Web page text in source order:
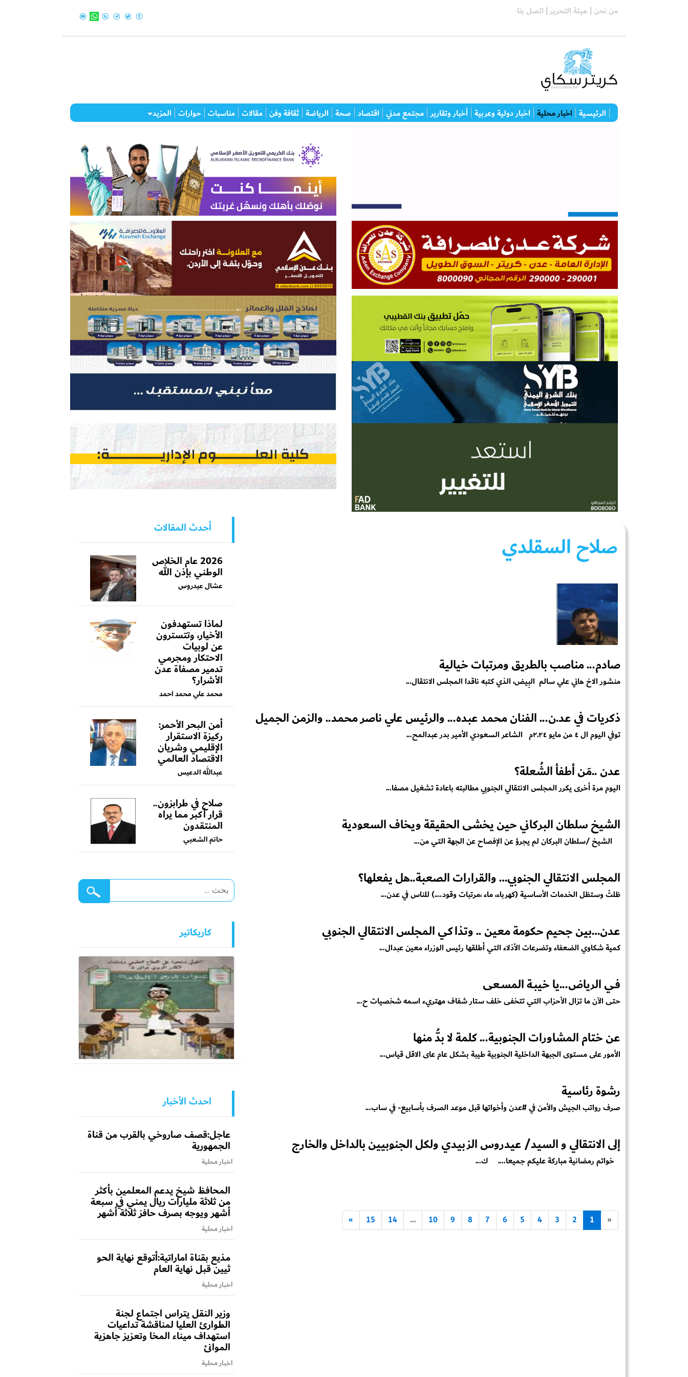
من نحن | هيئة التحرير | اتصل بنا
الرئيسية اخبار محلية اخبار دولية وعربية أخبار وتقارير مجتمع مدني اقتصاد صحة الرياضة ثقافة وفن مقالات مناسبات حوارات المزيد
صلاح السقلدي
صادم... مناصب بالطريق ومرتبات خيالية
منشور الاخ هاني علي سالم البِيض، الذي كتبه ناقدا المجلس الانتقال...
ذكريات في عد.ن... الفنان محمد عبده... والرئيس علي ناصر محمد.. والزمن الجميل
توفي اليوم ال ٤ من مايو ٢.٢٤م الشاعر السعودي الأمير بدر عبدالمح...
عدن ..مَن أطفأ الشُعلة؟
اليوم مرة أخرى يكرر المجلس الانتقالي الجنوبي مطالبته باعادة تشغيل مصفا...
الشيخ سلطان البركاني حين يخشى الحقيقة ويخاف السعودية
الشيخ /سلطان البركان لم يجرؤ عن الإفصاح عن الجهة التي من...
المجلس الانتقالي الجنوبي… والقرارات الصعبة..هل يفعلها؟
ظلتْ وستظل الخدمات الأساسية (كهرباء، ماء ،مرتبات وقود….) للناس في عدن...
عدن…بين جحيم حكومة معين .. وتذاكي المجلس الانتقالي الجنوبي
كمية شكاوي الضعفاء وتضرعات الأذلاء التي أطلقها رئيس الوزراء معين عبدال...
فـي الرياض...يا خيبـة المسـعى
حتى الآن ما تزال الأحزاب التي تتخفى خلف ستار شفاف مهتريء اسمه شخصيات ح...
عن ختام المشاورات الجنوبية... كلمة لا بدُّ منها
الأمور على مستوى الجبهة الداخلية الجنوبية طيبة بشكل عام عاى الاقل قياس...
رشوة رئاسية
صرف رواتب الجيش والأمن في #عدن وأخواتها قبل موعد الصرف بأسابيع- في ساب...
إلى الانتقالي و السيد/ عيدروس الزبيدي ولكل الجنوبيين بالداخل والخارج
خواتم رمضانية مباركة عليكم جميعا.... ك...
«
1
2
3
4
5
6
7
8
9
10
...
14
15
»
أحدث المقالات
2026 عام الخلاص
الوطني بإذن الله
عشال عيدروس
لماذا تستهدفون
الأخيار، وتتسترون
عن لوبيات
الاحتكار ومجرمي
تدمير مصفاة عدن
الأشرار؟
محمد علي محمد احمد
أمن البحر الأحمر:
ركيزة الاستقرار
الإقليمي وشريان
الاقتصاد العالمي
عبدالله الدعيس
صلاح في طرابزون..
قرار أكبر مما يراه
المنتقدون
حاتم الشعبي
كاريكاتير
احدث الأخبار
عاجل:قصف صاروخي بالقرب من قناة
الجمهورية
اخبار محلية
المحافظ شيخ يدعم المعلمين بأكثر
من ثلاثة مليارات ريال يمني في سبعة
أشهر ويوجه بصرف حافز ثلاثة أشهر
اخبار محلية
مذيع بقناة اماراتية:أتوقع نهاية الحو
ثيين قبل نهاية العام
اخبار محلية
وزير النقل يتراس اجتماع لجنة
الطوارئ العليا لمناقشة تداعيات
استهداف ميناء المخا وتعزيز جاهزية
الموانئ
اخبار محلية